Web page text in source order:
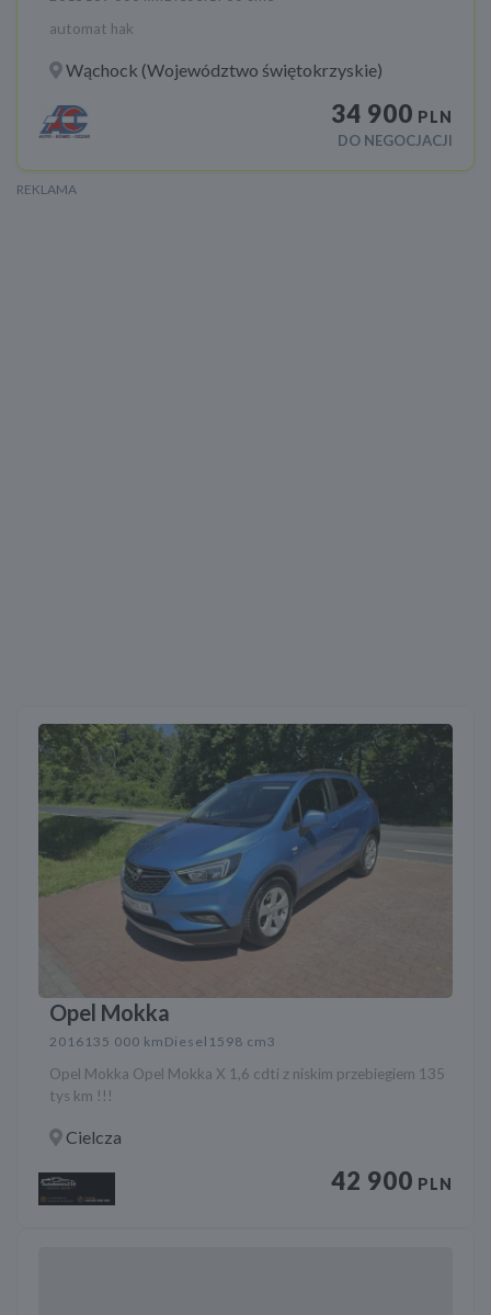
automat hak
Wąchock (Województwo świętokrzyskie)
34 900 PLN
DO NEGOCJACJI
Opel Mokka
2016 135 000 km Diesel 1598 cm3
Opel Mokka Opel Mokka X 1,6 cdti z niskim przebiegiem 135
tys km !!!
Cielcza
42 900 PLN